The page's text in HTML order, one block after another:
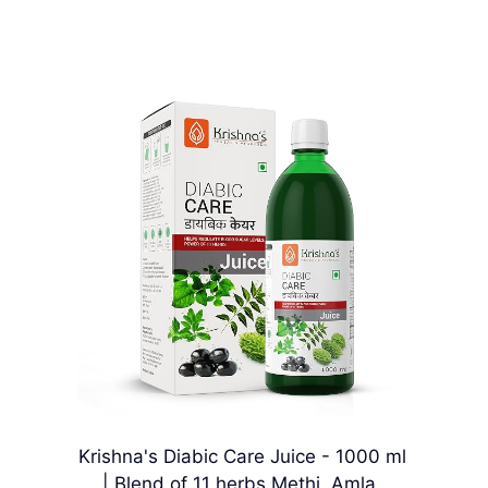
Krishna's Diabic Care Juice - 1000 ml
| Blend of 11 herbs Methi, Amla,